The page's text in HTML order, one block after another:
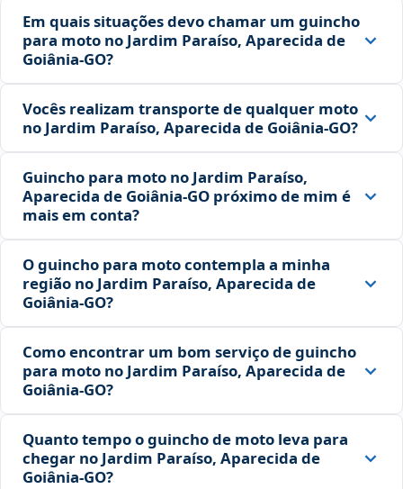
Em quais situações devo chamar um guincho
para moto no Jardim Paraíso, Aparecida de
Goiânia‑GO?
Vocês realizam transporte de qualquer moto
no Jardim Paraíso, Aparecida de Goiânia‑GO?
Guincho para moto no Jardim Paraíso,
Aparecida de Goiânia‑GO próximo de mim é
mais em conta?
O guincho para moto contempla a minha
região no Jardim Paraíso, Aparecida de
Goiânia‑GO?
Como encontrar um bom serviço de guincho
para moto no Jardim Paraíso, Aparecida de
Goiânia‑GO?
Quanto tempo o guincho de moto leva para
chegar no Jardim Paraíso, Aparecida de
Goiânia‑GO?